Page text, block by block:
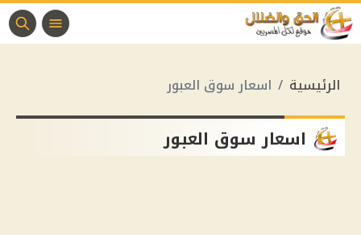
الرئيسية اسعار سوق العبور
اسعار سوق العبور